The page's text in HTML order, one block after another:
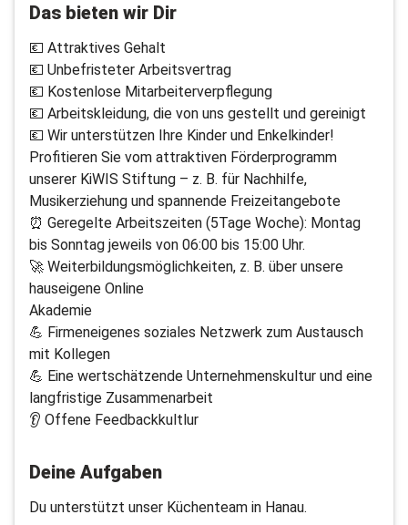
Das bieten wir Dir
💶 Attraktives Gehalt
💶 Unbefristeter Arbeitsvertrag
💶 Kostenlose Mitarbeiterverpflegung
💶 Arbeitskleidung, die von uns gestellt und gereinigt
💶 Wir unterstützen Ihre Kinder und Enkelkinder!
Profitieren Sie vom attraktiven Förderprogramm
unserer KiWIS Stiftung – z. B. für Nachhilfe,
Musikerziehung und spannende Freizeitangebote
⏰ Geregelte Arbeitszeiten (5Tage Woche): Montag
bis Sonntag jeweils von 06:00 bis 15:00 Uhr.
🚀 Weiterbildungsmöglichkeiten, z. B. über unsere
hauseigene Online
Akademie
💪 Firmeneigenes soziales Netzwerk zum Austausch
mit Kollegen
💪 Eine wertschätzende Unternehmenskultur und eine
langfristige Zusammenarbeit
👂 Offene Feedbackkultlur
Deine Aufgaben
Du unterstützt unser Küchenteam in Hanau.